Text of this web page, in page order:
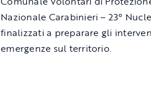
Nazionale Carabinieri – 23°
finalizzati a preparare gli
emergenze sul territorio.